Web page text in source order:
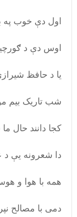
اول دې خوب په
اوس دې د
یا د حافظ
شب تاریک بیم
کجا دانند حال
دا شعرونه یې
همه با هوا و
دمی با مصالح